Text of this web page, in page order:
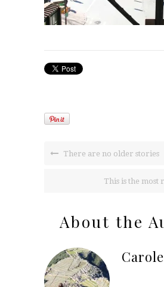
There are no older stories
This is the most
About the
Carole